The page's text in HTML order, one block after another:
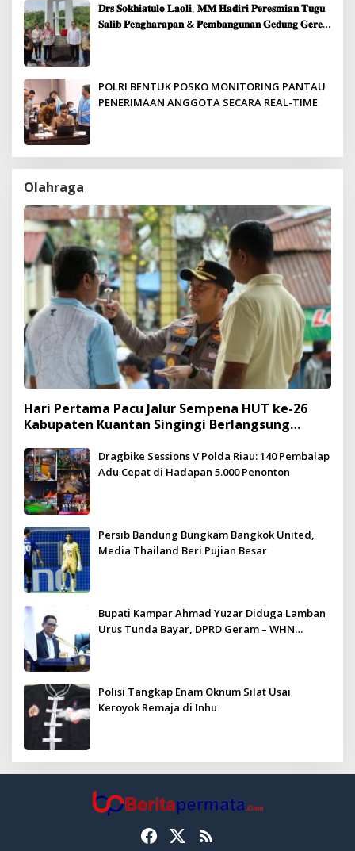
𝐃𝐫𝐬 𝐒𝐨𝐤𝐡𝐢𝐚𝐭𝐮𝐥𝐨 𝐋𝐚𝐨𝐥𝐢, 𝐌𝐌 𝐇𝐚𝐝𝐢𝐫𝐢 𝐏𝐞𝐫𝐞𝐬𝐦𝐢𝐚𝐧 𝐓𝐮𝐠𝐮
𝐒𝐚𝐥𝐢𝐛 𝐏𝐞𝐧𝐠𝐡𝐚𝐫𝐚𝐩𝐚𝐧 & 𝐏𝐞𝐦𝐛𝐚𝐧𝐠𝐮𝐧𝐚𝐧 𝐆𝐞𝐝𝐮𝐧𝐠 𝐆𝐞𝐫𝐞𝐣𝐚
POLRI BENTUK POSKO MONITORING PANTAU
PENERIMAAN ANGGOTA SECARA REAL-TIME
Olahraga
Hari Pertama Pacu Jalur Sempena HUT ke-26
Kabupaten Kuantan Singingi Berlangsung
Dragbike Sessions V Polda Riau: 140 Pembalap
Adu Cepat di Hadapan 5.000 Penonton
Persib Bandung Bungkam Bangkok United,
Media Thailand Beri Pujian Besar
Bupati Kampar Ahmad Yuzar Diduga Lamban
Urus Tunda Bayar, DPRD Geram – WHN
Polisi Tangkap Enam Oknum Silat Usai
Keroyok Remaja di Inhu